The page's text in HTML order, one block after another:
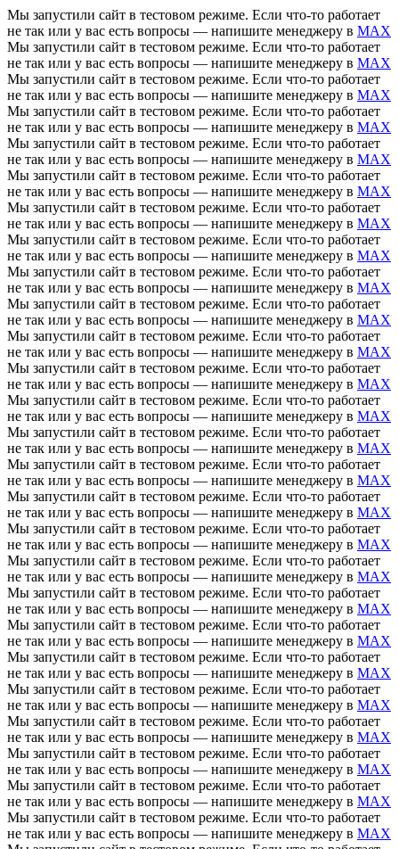
Мы запустили сайт в тестовом режиме. Если что-то работает
не так или у вас есть вопросы — напишите менеджеру в MAX
Мы запустили сайт в тестовом режиме. Если что-то работает
не так или у вас есть вопросы — напишите менеджеру в MAX
Мы запустили сайт в тестовом режиме. Если что-то работает
не так или у вас есть вопросы — напишите менеджеру в MAX
Мы запустили сайт в тестовом режиме. Если что-то работает
не так или у вас есть вопросы — напишите менеджеру в MAX
Мы запустили сайт в тестовом режиме. Если что-то работает
не так или у вас есть вопросы — напишите менеджеру в MAX
Мы запустили сайт в тестовом режиме. Если что-то работает
не так или у вас есть вопросы — напишите менеджеру в MAX
Мы запустили сайт в тестовом режиме. Если что-то работает
не так или у вас есть вопросы — напишите менеджеру в MAX
Мы запустили сайт в тестовом режиме. Если что-то работает
не так или у вас есть вопросы — напишите менеджеру в MAX
Мы запустили сайт в тестовом режиме. Если что-то работает
не так или у вас есть вопросы — напишите менеджеру в MAX
Мы запустили сайт в тестовом режиме. Если что-то работает
не так или у вас есть вопросы — напишите менеджеру в MAX
Мы запустили сайт в тестовом режиме. Если что-то работает
не так или у вас есть вопросы — напишите менеджеру в MAX
Мы запустили сайт в тестовом режиме. Если что-то работает
не так или у вас есть вопросы — напишите менеджеру в MAX
Мы запустили сайт в тестовом режиме. Если что-то работает
не так или у вас есть вопросы — напишите менеджеру в MAX
Мы запустили сайт в тестовом режиме. Если что-то работает
не так или у вас есть вопросы — напишите менеджеру в MAX
Мы запустили сайт в тестовом режиме. Если что-то работает
не так или у вас есть вопросы — напишите менеджеру в MAX
Мы запустили сайт в тестовом режиме. Если что-то работает
не так или у вас есть вопросы — напишите менеджеру в MAX
Мы запустили сайт в тестовом режиме. Если что-то работает
не так или у вас есть вопросы — напишите менеджеру в MAX
Мы запустили сайт в тестовом режиме. Если что-то работает
не так или у вас есть вопросы — напишите менеджеру в MAX
Мы запустили сайт в тестовом режиме. Если что-то работает
не так или у вас есть вопросы — напишите менеджеру в MAX
Мы запустили сайт в тестовом режиме. Если что-то работает
не так или у вас есть вопросы — напишите менеджеру в MAX
Мы запустили сайт в тестовом режиме. Если что-то работает
не так или у вас есть вопросы — напишите менеджеру в MAX
Мы запустили сайт в тестовом режиме. Если что-то работает
не так или у вас есть вопросы — напишите менеджеру в MAX
Мы запустили сайт в тестовом режиме. Если что-то работает
не так или у вас есть вопросы — напишите менеджеру в MAX
Мы запустили сайт в тестовом режиме. Если что-то работает
не так или у вас есть вопросы — напишите менеджеру в MAX
Мы запустили сайт в тестовом режиме. Если что-то работает
не так или у вас есть вопросы — напишите менеджеру в MAX
Мы запустили сайт в тестовом режиме. Если что-то работает
не так или у вас есть вопросы — напишите менеджеру в MAX